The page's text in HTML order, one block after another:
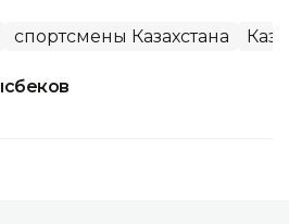
спортсмены Казахстана